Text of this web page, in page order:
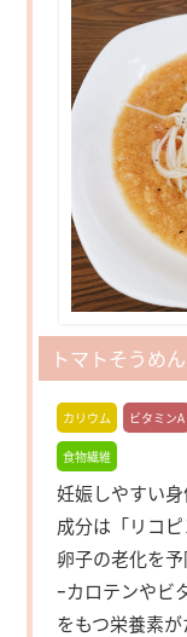
トマトそうめん
カリウム ビタミンA
食物繊維
妊娠しやすい
成分は「リコ
卵子の老化を
ｰカロテンやビ
をもつ栄養素が